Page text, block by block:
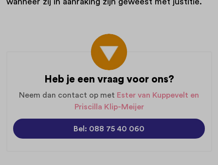
Heb je een vraag voor ons?
Neem dan contact op met Ester van Kuppevelt en
Priscilla Klip-Meijer
Bel: 088 75 40 060